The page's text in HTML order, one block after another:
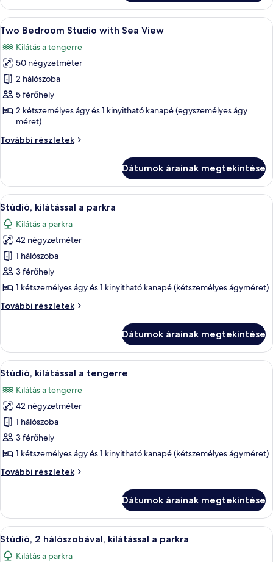
a
parkra
kilátással
parkra
részletei
A
következő
szoba
összes
képének
megtekintése:
Two
Bedroom
Studio
View
Egy szállodai szoba két ággyal, egy
5
Two Bedroom Studio with Sea View
Kilátás a tengerre
50 négyzetméter
2 hálószoba
5 férőhely
2 kétszemélyes ágy és 1 kinyitható kanapé (egyszemélyes ágy
méret)
További részletek
Two
Sea
View
további
részletei
Dátumok árainak megtekintése
A
következő
szoba
összes
képének
megtekintése:
Stúdió,
a
Egy szállodai szoba, amelyben
19
Stúdió, kilátással a parkra
Kilátás a parkra
42 négyzetméter
1 hálószoba
3 férőhely
1 kétszemélyes ágy és 1 kinyitható kanapé (kétszemélyes ágyméret)
További részletek
Stúdió,
további
részletei
Dátumok árainak megtekintése
A
következő
szoba
összes
képének
megtekintése:
Stúdió,
a
Egy szállodai szoba, amelyben egy
23
Stúdió, kilátással a tengerre
Kilátás a tengerre
42 négyzetméter
1 hálószoba
3 férőhely
1 kétszemélyes ágy és 1 kinyitható kanapé (kétszemélyes ágyméret)
További részletek
Stúdió,
további
részletei
Dátumok árainak megtekintése
A
következő
Egy szállodai szoba, amelyben
17
Stúdió, 2 hálószobával, kilátással a parkra
Kilátás a parkra